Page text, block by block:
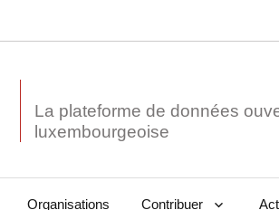
La plateforme de données
Organisations Contribuer